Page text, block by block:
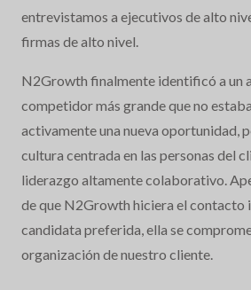
entrevistamos a ejecutivos de alto
firmas de alto nivel.
N2Growth finalmente identificó a un
competidor más grande que no
activamente una nueva oportunidad,
cultura centrada en las personas del
liderazgo altamente colaborativo.
de que N2Growth hiciera el contacto
candidata preferida, ella se
organización de nuestro cliente.